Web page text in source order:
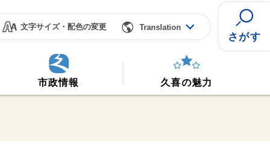
文字サイズ・配色の変更 Translation
さがす
市政情報 久喜の魅力